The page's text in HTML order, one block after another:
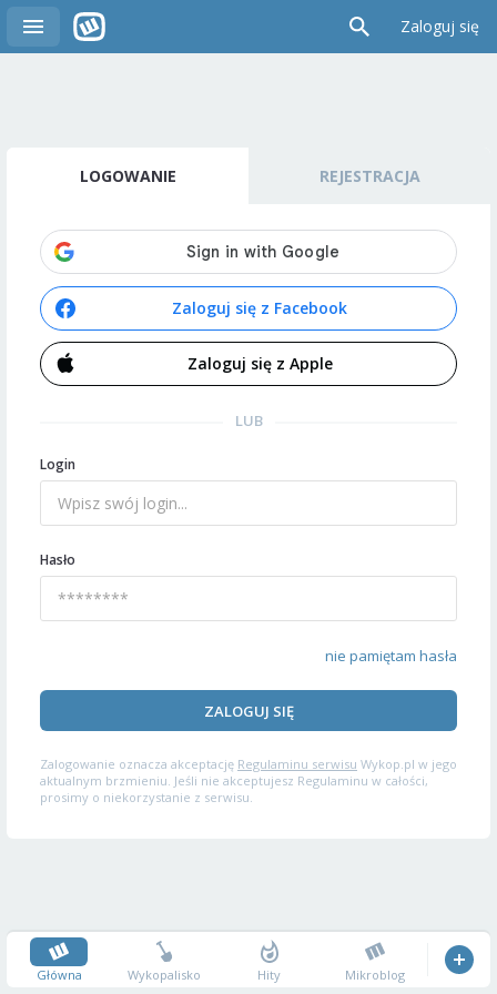
Zaloguj się
LOGOWANIE REJESTRACJA
Zaloguj się z Facebook
Zaloguj się z Apple
LUB
Login
Hasło
nie pamiętam hasła
ZALOGUJ SIĘ
Zalogowanie oznacza akceptację Regulaminu serwisu Wykop.pl w jego
aktualnym brzmieniu. Jeśli nie akceptujesz Regulaminu w całości,
prosimy o niekorzystanie z serwisu.
Główna Wykopalisko Hity Mikroblog